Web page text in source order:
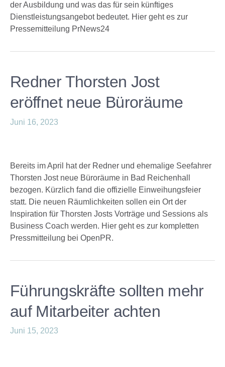
der Ausbildung und was das für sein künftiges
Dienstleistungsangebot bedeutet. Hier geht es zur
Pressemitteilung PrNews24
Redner Thorsten Jost
eröffnet neue Büroräume
Juni 16, 2023
Bereits im April hat der Redner und ehemalige Seefahrer
Thorsten Jost neue Büroräume in Bad Reichenhall
bezogen. Kürzlich fand die offizielle Einweihungsfeier
statt. Die neuen Räumlichkeiten sollen ein Ort der
Inspiration für Thorsten Josts Vorträge und Sessions als
Business Coach werden. Hier geht es zur kompletten
Pressmitteilung bei OpenPR.
Führungskräfte sollten mehr
auf Mitarbeiter achten
Juni 15, 2023